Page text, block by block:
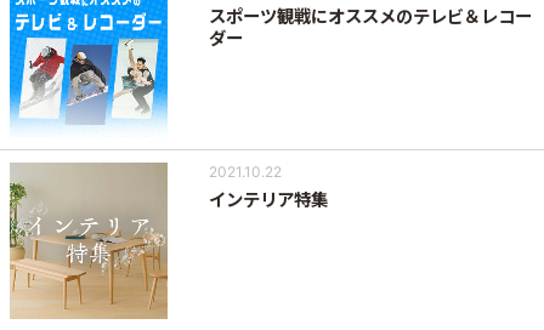
スポーツ観戦にオススメのテレビ＆レコー
ダー
2021.10.22
インテリア特集